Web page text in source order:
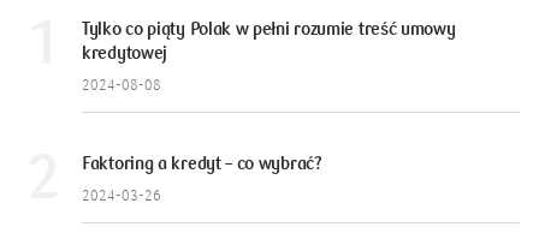
Tylko co piąty Polak w pełni rozumie treść umowy
kredytowej
2024-08-08
Faktoring a kredyt – co wybrać?
2024-03-26